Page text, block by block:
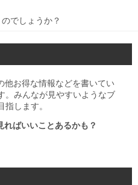
でしょうか？
他お得な情報などを書いてい
。みんなが見やすいようなブ
指します。
ばいいことあるかも？